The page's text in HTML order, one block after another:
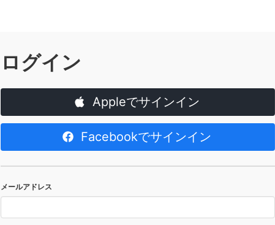
ログイン
Appleでサインイン
Facebookでサインイン
メールアドレス